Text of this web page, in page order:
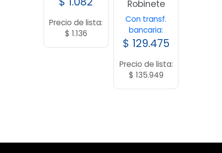
Precio de lista:
$ 1.136
Robinete
Con transf.
bancaria:
$ 129.475
Precio de lista:
$ 135.949